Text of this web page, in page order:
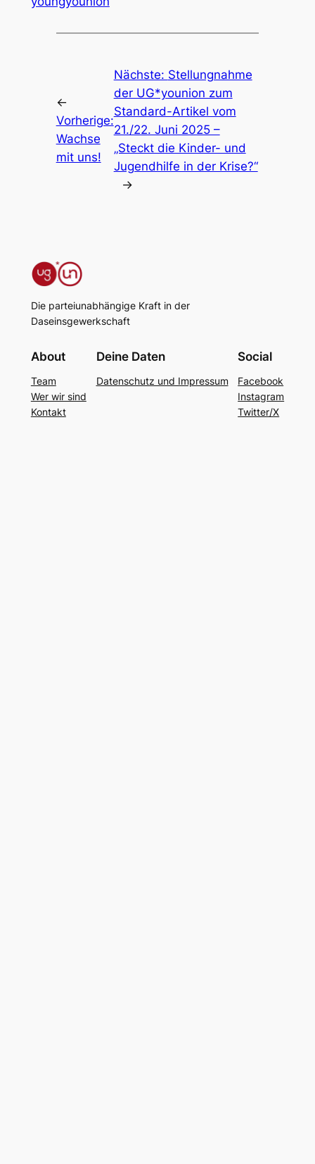
←
Vorherige:
Wachse
mit uns!
Nächste: Stellungnahme
der UG*younion zum
Standard-Artikel vom
21./22. Juni 2025 –
„Steckt die Kinder- und
Jugendhilfe in der Krise?“
→
Die parteiunabhängige Kraft in der
Daseinsgewerkschaft
About
Team
Wer wir sind
Kontakt
Deine Daten
Datenschutz und Impressum
Social
Facebook
Instagram
Twitter/X